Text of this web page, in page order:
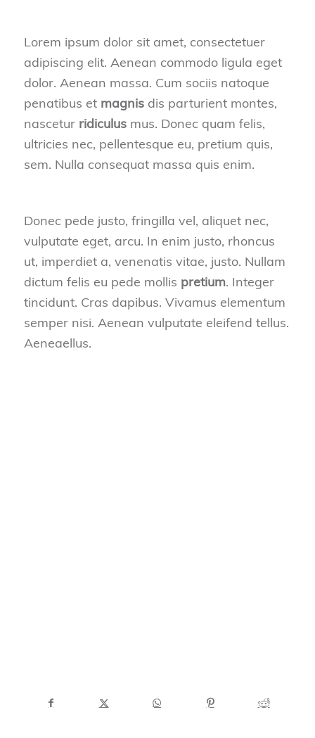
Lorem ipsum dolor sit amet, consectetuer
adipiscing elit. Aenean commodo ligula eget
dolor. Aenean massa. Cum sociis natoque
penatibus et magnisdis parturient montes,
nascetur ridiculusmus. Donec quam felis,
ultricies nec, pellentesque eu, pretium quis,
sem. Nulla consequat massa quis enim.
Donec pede justo, fringilla vel, aliquet nec,
vulputate eget, arcu. In enim justo, rhoncus
ut, imperdiet a, venenatis vitae, justo. Nullam
dictum felis eu pede mollis pretium. Integer
tincidunt. Cras dapibus. Vivamus elementum
semper nisi. Aenean vulputate eleifend tellus.
Aeneaellus.